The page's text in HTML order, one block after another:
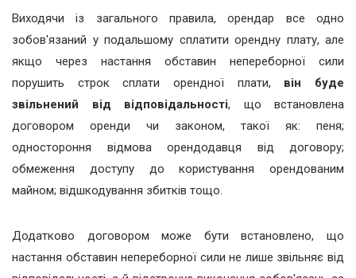
Виходячи із загального правила, орендар все одно
зобов'язаний у подальшому сплатити орендну плату, але
якщо через настання обставин непереборної сили
порушить строк сплати орендної плати, він буде
звільнений від відповідальності, що встановлена
договором оренди чи законом, такої як: пеня;
одностороння відмова орендодавця від договору;
обмеження доступу до користування орендованим
майном; відшкодування збитків тощо.
Додатково договором може бути встановлено, що
настання обставин непереборної сили не лише звільняє від